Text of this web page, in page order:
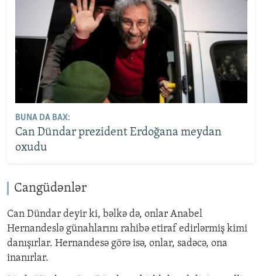
BUNA DA BAX:
Can Dündar prezident Erdoğana meydan
oxudu
Cangüdənlər
Can Dündar deyir ki, bəlkə də, onlar Anabel
Hernandeslə günahlarını rahibə etiraf edirlərmiş kimi
danışırlar. Hernandesə görə isə, onlar, sadəcə, ona
inanırlar.